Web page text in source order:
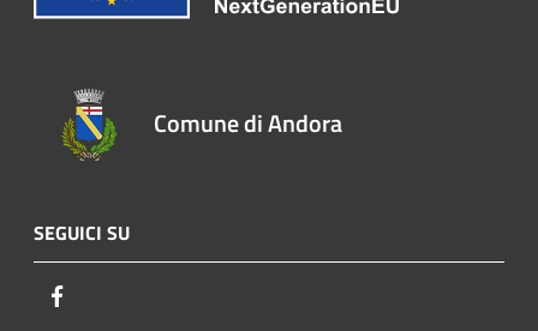
Comune di Andora
SEGUICI SU